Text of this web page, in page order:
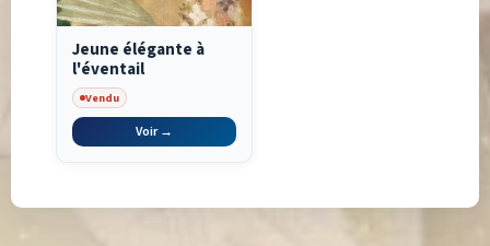
Jeune élégante à
l'éventail
Vendu
Voir →